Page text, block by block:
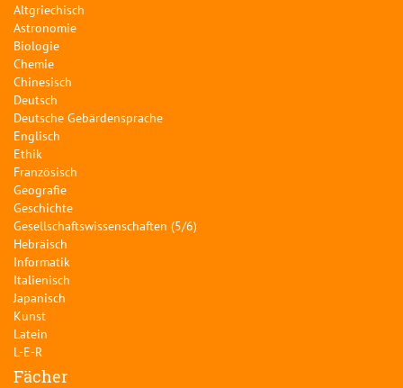
Altgriechisch
Astronomie
Biologie
Chemie
Chinesisch
Deutsch
Deutsche Gebärdensprache
Englisch
Ethik
Französisch
Geografie
Geschichte
Gesellschaftswissenschaften (5/6)
Hebräisch
Informatik
Italienisch
Japanisch
Kunst
Latein
L-E-R
Fächer